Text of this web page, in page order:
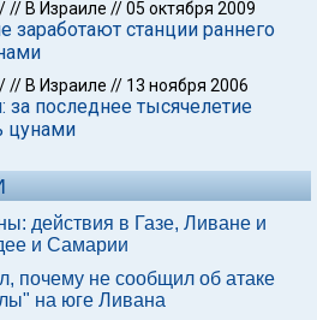
// В Израиле //05 октября 2009
заработают станции раннего
// В Израиле // 13 ноября 2006
последнее тысячелетие
цунами
действия в Газе, Ливане и
и Самарии
почему не сообщил об атаке
на юге Ливана